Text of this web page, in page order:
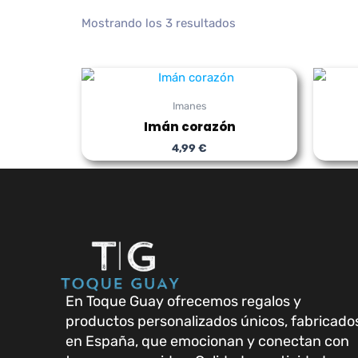
Mostrando los 3 resultados
Imanes
Imán corazón
4,99€
En Toque Guay ofrecemos regalos y
productos personalizados únicos,
en España, que emocionan y conectan con